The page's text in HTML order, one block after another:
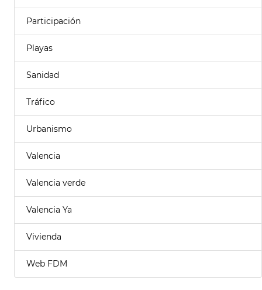
Participación
Playas
Sanidad
Tráfico
Urbanismo
Valencia
Valencia verde
Valencia Ya
Vivienda
Web FDM